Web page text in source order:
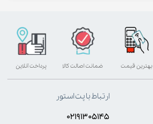
بهترین قیمت پرداخت آنلاین ضمانت اصالت کالا
ارتباط با پت استور
۰۲۱۹۱۳۰۵۱۴۵